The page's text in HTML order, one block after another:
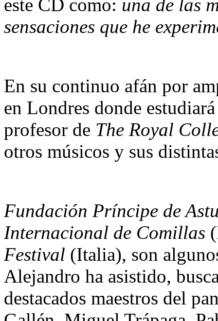
este CD como: una de las
sensaciones que he
En su continuo afán por
en Londres donde
profesor de The Royal
otros músicos y sus
Fundación Príncipe de
Internacional de Comillas
Festival (Italia), son
Alejandro ha asistido,
destacados maestros del